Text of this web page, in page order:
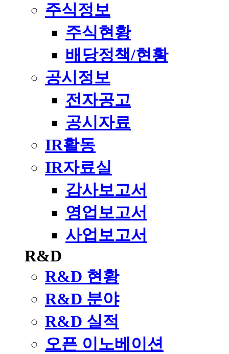
주식정보
주식현황
배당정책/현황
공시정보
전자공고
공시자료
IR활동
IR자료실
감사보고서
영업보고서
사업보고서
R&D
R&D 현황
R&D 분야
R&D 실적
오픈 이노베이션